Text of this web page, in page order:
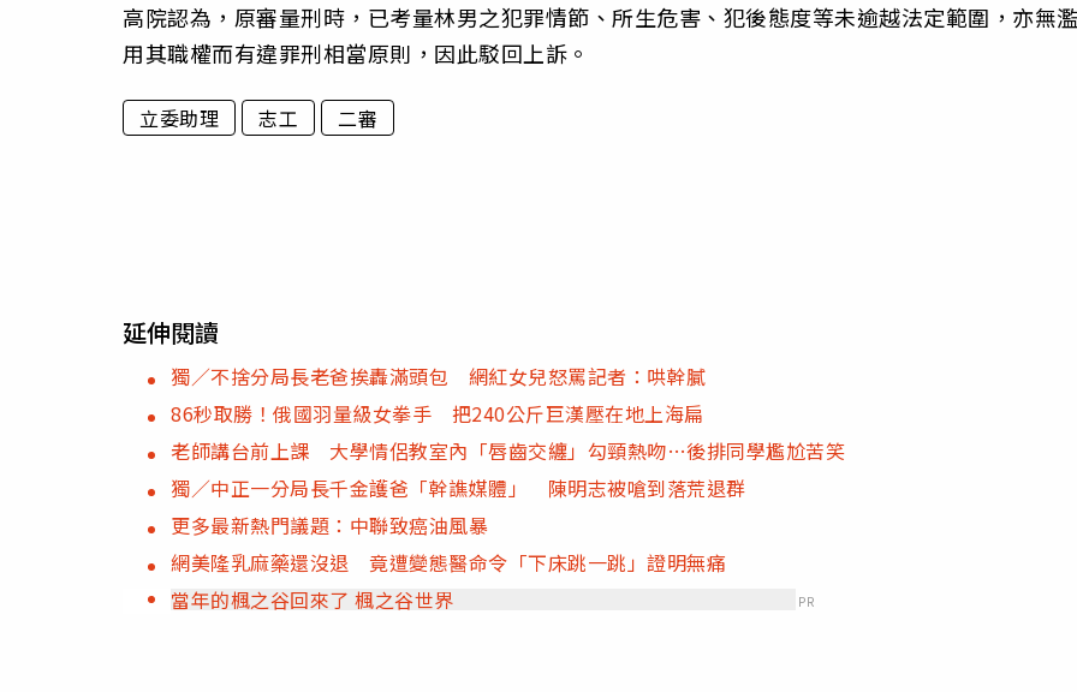
高院認為，原審量刑時，已考量林男之犯罪情節、所生危害、犯後態度等未逾越法定範圍，亦無
用其職權而有違罪刑相當原則，因此駁回上訴。
立委助理 志工 二審
延伸閱讀
獨／不捨分局長老爸挨轟滿頭包 網紅女兒怒罵記者：哄幹膩
86秒取勝！俄國羽量級女拳手 把240公斤巨漢壓在地上海扁
老師講台前上課 大學情侶教室內「唇齒交纏」勾頸熱吻…後排同學尷尬苦笑
獨／中正一分局長千金護爸「幹譙媒體」 陳明志被嗆到落荒退群
更多最新熱門議題：中聯致癌油風暴
網美隆乳麻藥還沒退 竟遭變態醫命令「下床跳一跳」證明無痛
當年的楓之谷回來了 楓之谷世界
PR